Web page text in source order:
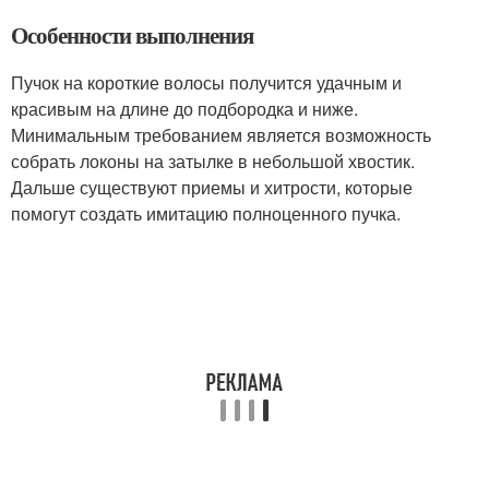
Особенности выполнения
Пучок на короткие волосы получится удачным и
красивым на длине до подбородка и ниже.
Минимальным требованием является возможность
собрать локоны на затылке в небольшой хвостик.
Дальше существуют приемы и хитрости, которые
помогут создать имитацию полноценного пучка.